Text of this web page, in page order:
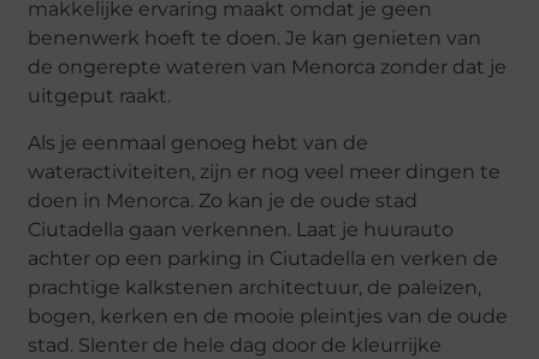
makkelijke ervaring maakt omdat je geen
benenwerk hoeft te doen. Je kan genieten van
de ongerepte wateren van Menorca zonder dat je
uitgeput raakt.
Als je eenmaal genoeg hebt van de
wateractiviteiten, zijn er nog veel meer dingen te
doen in Menorca. Zo kan je de oude stad
Ciutadella gaan verkennen. Laat je huurauto
achter op een parking in Ciutadella en verken de
prachtige kalkstenen architectuur, de paleizen,
bogen, kerken en de mooie pleintjes van de oude
stad. Slenter de hele dag door de kleurrijke